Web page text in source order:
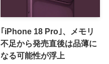
｢iPhone 18 Pro｣、メモリ
不足から発売直後は品薄に
なる可能性が浮上